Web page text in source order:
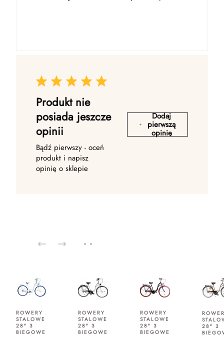
Produkt nie
posiada jeszcze
opinii
Bądź pierwszy - oceń
produkt i napisz
opinię o sklepie
Dodaj
pierwszą
opinię
ROWERY
STALOWE
28" 3
BIEGOWE
ROWERY
STALOWE
28" 3
BIEGOWE
ROWERY
STALOWE
28" 3
BIEGOWE
28" 3